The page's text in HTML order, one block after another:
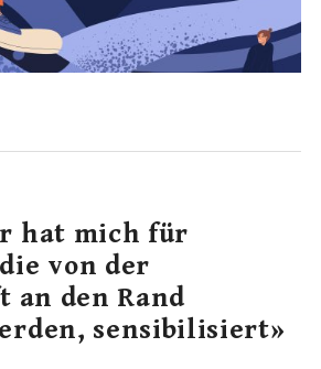
hat mich für
von der
an den Rand
sensibilisiert»